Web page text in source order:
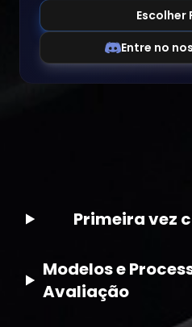
Primeira vez
Modelos e
Avaliação
Escolher
Entre no